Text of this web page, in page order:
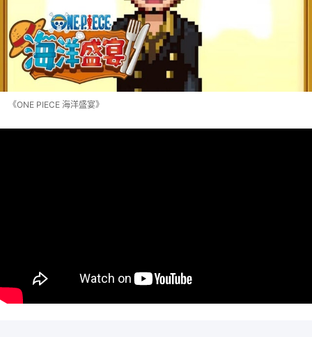
《ONE PIECE 海洋盛宴》